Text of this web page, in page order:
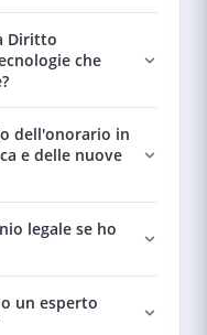
Diritto
che
dell'onorario in
e delle nuove
legale se ho
un esperto